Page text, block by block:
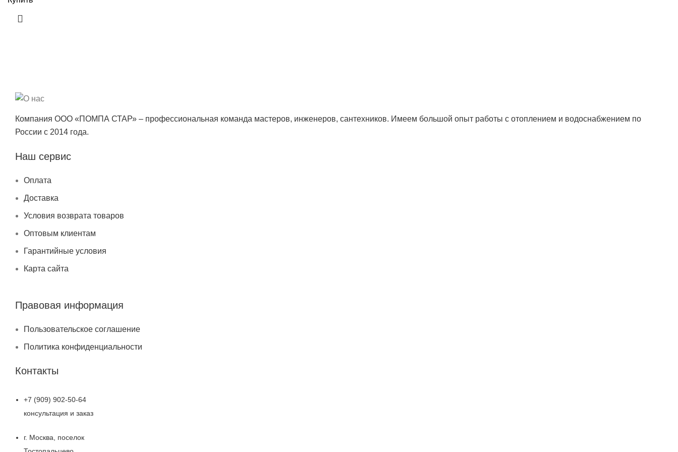
Компания ООО «ПОМПА СТАР» – профессиональная команда мастеров, инженеров, сантехников. Имеем большой опыт работы с отоплением и водоснабжением по
России с 2014 года.
Наш сервис
Оплата
Доставка
Условия возврата товаров
Оптовым клиентам
Гарантийные условия
Карта сайта
Правовая информация
Пользовательское соглашение
Политика конфиденциальности
Контакты
+7 (909) 902-50-64
консультация и заказ
г. Москва, поселок